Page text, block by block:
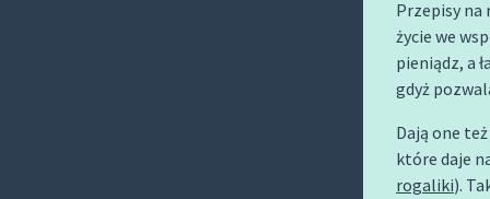
Przepisy na
życie we
pieniądz, a
gdyż
Dają one
które daje
rogaliki).